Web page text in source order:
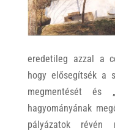
eredetileg azzal a
hogy elősegítsék a
megmentését és
hagyományának
pályázatok